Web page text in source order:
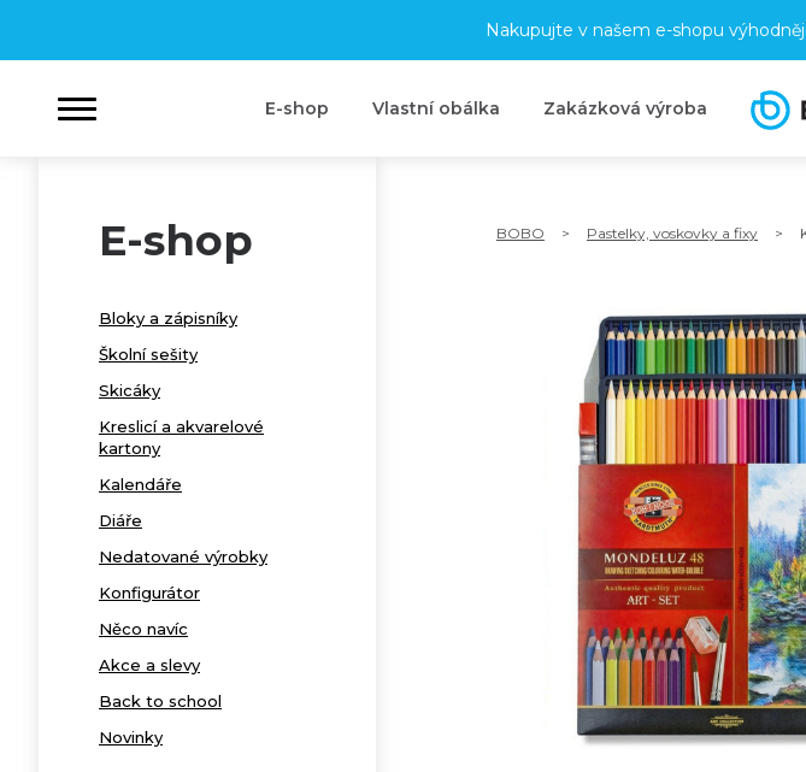
Nakupujte v našem e-shopu
E-shop Vlastní obálka Zakázková výroba
E-shop
Bloky a zápisníky
Školní sešity
Skicáky
Kreslicí a akvarelové
kartony
Kalendáře
Diáře
Nedatované výrobky
Konfigurátor
Něco navíc
Akce a slevy
Back to school
Novinky
BOBO > Pastelky, voskovky a fixy >